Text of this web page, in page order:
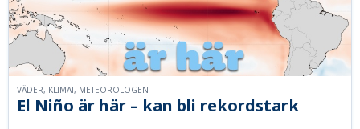
El Niño är här – kan bli rekordstark
VÄDER, KLIMAT, METEOROLOGEN